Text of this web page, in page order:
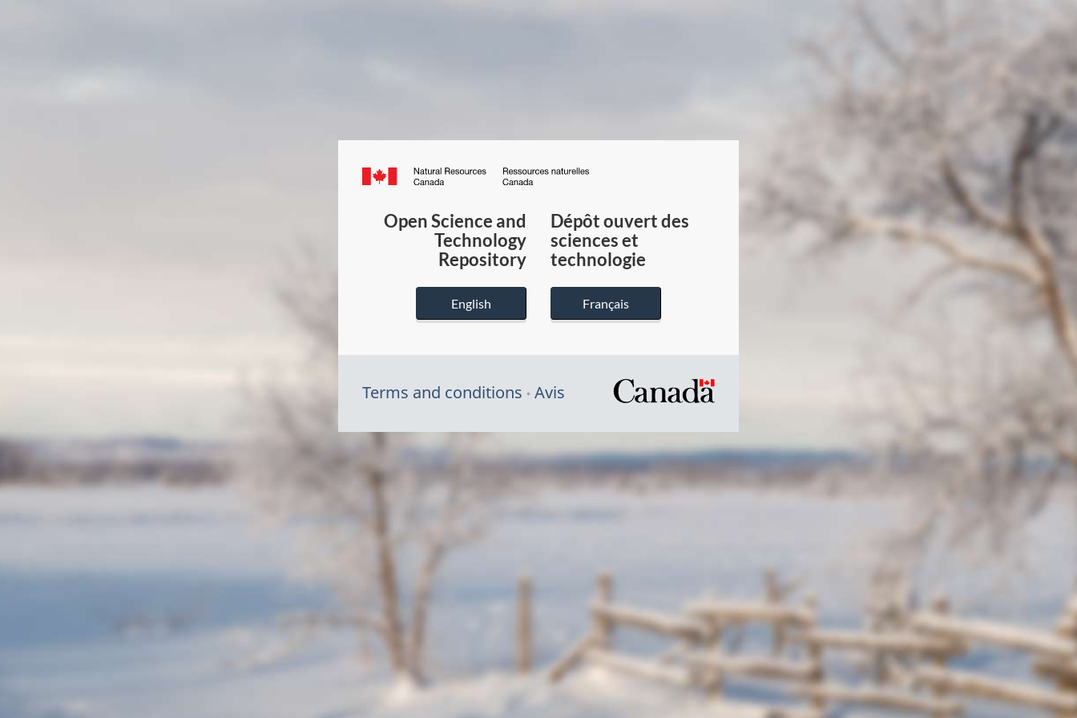
Canada.ca
du
Canada
Open Science and
Technology
Repository
English
Dépôt ouvert des
sciences et
technologie
Français
Terms and conditions Avis
/
du
gouvernement
du